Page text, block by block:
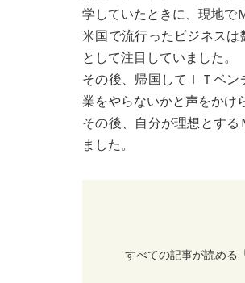
学していたときに、現地で
米国で流行ったビジネス
として注目していました。
その後、帰国してＩＴベ
業をやらないかと声をかけ
その後、自分が理想とす
ました。
すべての記事が読める